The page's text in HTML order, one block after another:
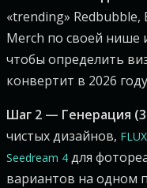
«trending» Redbubble,
Merch по своей нише
чтобы определить
конвертит в 2026
Шаг 2 — Генерация
чистых дизайнов,
Seedream 4 для
вариантов на одном